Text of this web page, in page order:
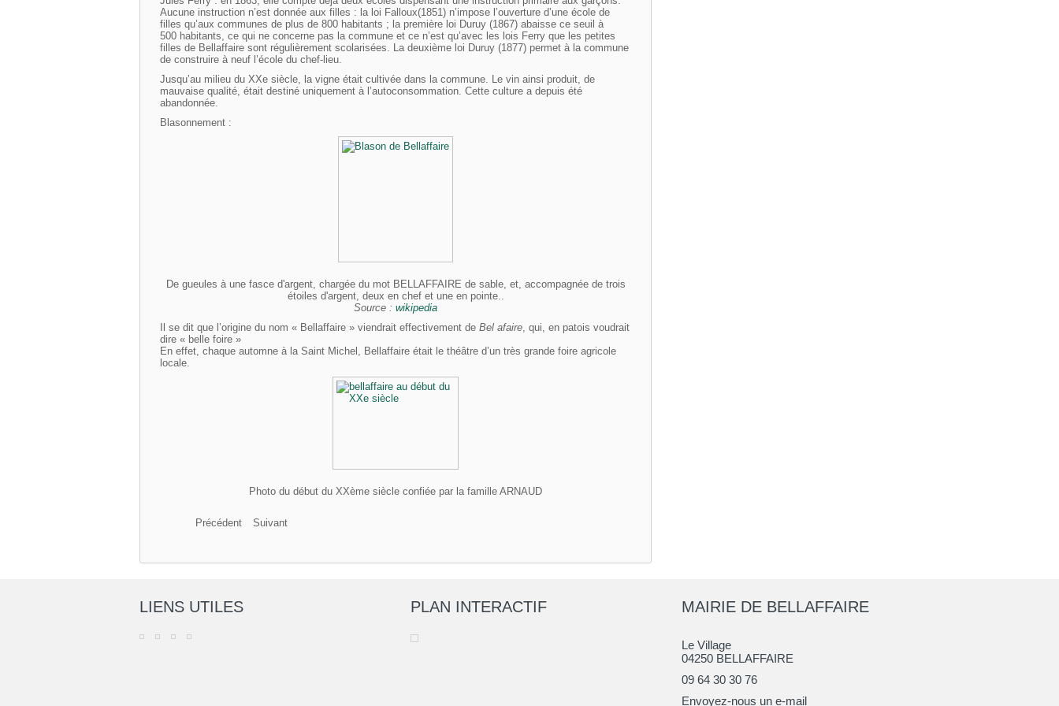
Aucune instruction n’est donnée aux filles : la loi Falloux(1851) n’impose l’ouverture d’une école de
filles qu’aux communes de plus de 800 habitants ; la première loi Duruy (1867) abaisse ce seuil à
500 habitants, ce qui ne concerne pas la commune et ce n’est qu’avec les lois Ferry que les petites
filles de Bellaffaire sont régulièrement scolarisées. La deuxième loi Duruy (1877) permet à la commune
de construire à neuf l’école du chef-lieu.
Jusqu’au milieu du XXe siècle, la vigne était cultivée dans la commune. Le vin ainsi produit, de
mauvaise qualité, était destiné uniquement à l’autoconsommation. Cette culture a depuis été
abandonnée.
Blasonnement :
De gueules à une fasce d'argent, chargée du mot BELLAFFAIRE de sable, et, accompagnée de trois
étoiles d'argent, deux en chef et une en pointe..
Source : wikipedia
Il se dit que l’origine du nom « Bellaffaire » viendrait effectivement de Bel afaire, qui, en patois voudrait
dire « belle foire »
En effet, chaque automne à la Saint Michel, Bellaffaire était le théâtre d’un très grande foire agricole
locale.
Photo du début du XXème siècle confiée par la famille ARNAUD
Précédent Suivant
LIENS UTILES PLAN INTERACTIF MAIRIE DE BELLAFFAIRE
Le Village
04250 BELLAFFAIRE
09 64 30 30 76
Envoyez-nous un e-mail